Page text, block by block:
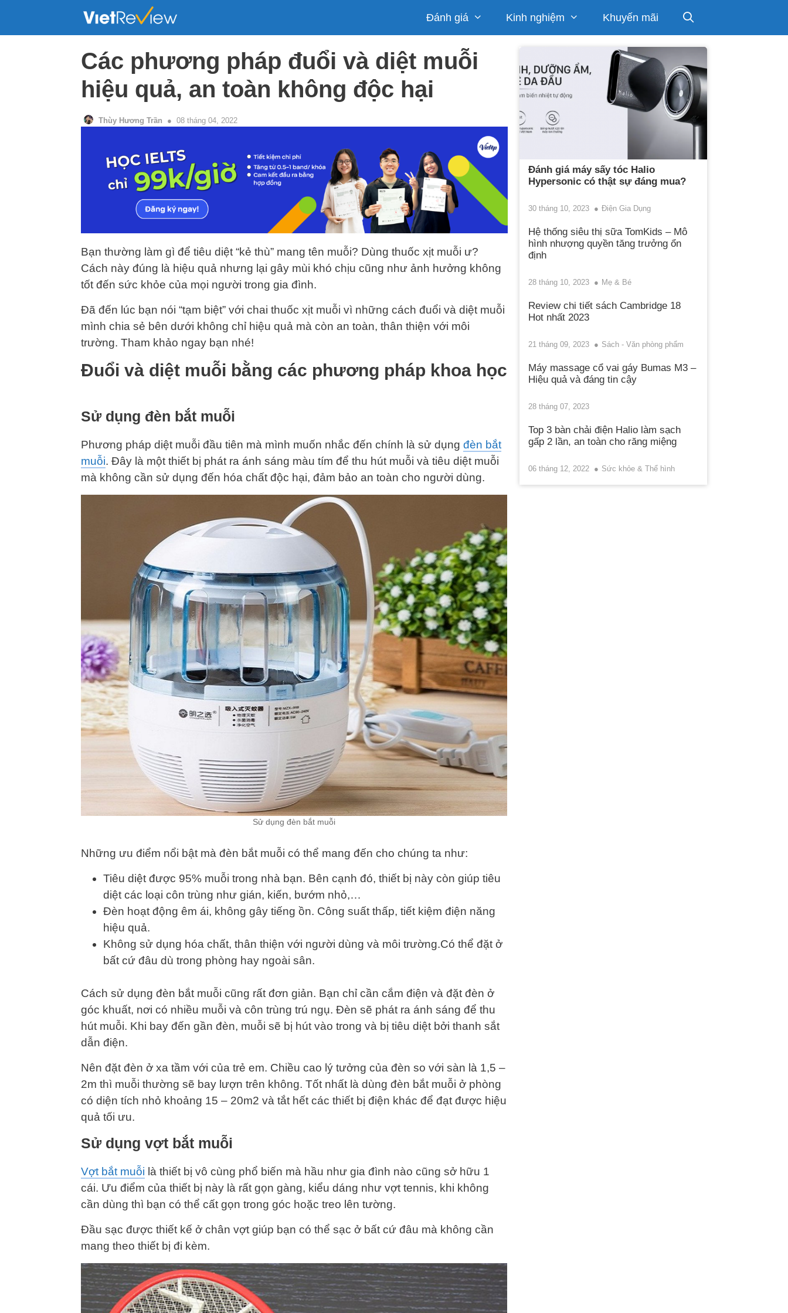
Đánh giá Kinh nghiệm Khuyến mãi
Các phương pháp đuổi và diệt muỗi
hiệu quả, an toàn không độc hại
Thùy Hương Trần 08 tháng 04, 2022
Bạn thường làm gì để tiêu diệt “kẻ thù” mang tên muỗi? Dùng thuốc xịt muỗi ư?
Cách này đúng là hiệu quả nhưng lại gây mùi khó chịu cũng như ảnh hưởng không
tốt đến sức khỏe của mọi người trong gia đình.
Đã đến lúc bạn nói “tạm biệt” với chai thuốc xịt muỗi vì những cách đuổi và diệt muỗi
mình chia sẻ bên dưới không chỉ hiệu quả mà còn an toàn, thân thiện với môi
trường. Tham khảo ngay bạn nhé!
Đuổi và diệt muỗi bằng các phương pháp khoa học
Sử dụng đèn bắt muỗi
Phương pháp diệt muỗi đầu tiên mà mình muốn nhắc đến chính là sử dụng đèn bắt
muỗi. Đây là một thiết bị phát ra ánh sáng màu tím để thu hút muỗi và tiêu diệt muỗi
mà không cần sử dụng đến hóa chất độc hại, đảm bảo an toàn cho người dùng.
Sử dụng đèn bắt muỗi
Những ưu điểm nổi bật mà đèn bắt muỗi có thể mang đến cho chúng ta như:
Tiêu diệt được 95% muỗi trong nhà bạn. Bên cạnh đó, thiết bị này còn giúp tiêu
diệt các loại côn trùng như gián, kiến, bướm nhỏ,…
Đèn hoạt động êm ái, không gây tiếng ồn. Công suất thấp, tiết kiệm điện năng
hiệu quả.
Không sử dụng hóa chất, thân thiện với người dùng và môi trường.Có thể đặt ở
bất cứ đâu dù trong phòng hay ngoài sân.
Cách sử dụng đèn bắt muỗi cũng rất đơn giản. Bạn chỉ cần cắm điện và đặt đèn ở
góc khuất, nơi có nhiều muỗi và côn trùng trú ngụ. Đèn sẽ phát ra ánh sáng để thu
hút muỗi. Khi bay đến gần đèn, muỗi sẽ bị hút vào trong và bị tiêu diệt bởi thanh sắt
dẫn điện.
Nên đặt đèn ở xa tầm với của trẻ em. Chiều cao lý tưởng của đèn so với sàn là 1,5 –
2m thì muỗi thường sẽ bay lượn trên không. Tốt nhất là dùng đèn bắt muỗi ở phòng
có diện tích nhỏ khoảng 15 – 20m2 và tắt hết các thiết bị điện khác để đạt được hiệu
quả tối ưu.
Sử dụng vợt bắt muỗi
Vợt bắt muỗi là thiết bị vô cùng phổ biến mà hầu như gia đình nào cũng sở hữu 1
cái. Ưu điểm của thiết bị này là rất gọn gàng, kiểu dáng như vợt tennis, khi không
cần dùng thì bạn có thể cất gọn trong góc hoặc treo lên tường.
Đầu sạc được thiết kế ở chân vợt giúp bạn có thể sạc ở bất cứ đâu mà không cần
mang theo thiết bị đi kèm.
Đánh giá máy sấy tóc Halio
Hypersonic có thật sự đáng mua?
30 tháng 10, 2023 Điện Gia Dụng
Hệ thống siêu thị sữa TomKids – Mô
hình nhượng quyền tăng trưởng ổn
định
28 tháng 10, 2023 Mẹ & Bé
Review chi tiết sách Cambridge 18
Hot nhất 2023
21 tháng 09, 2023 Sách - Văn phòng phẩm
Máy massage cổ vai gáy Bumas M3 –
Hiệu quả và đáng tin cậy
28 tháng 07, 2023
Top 3 bàn chải điện Halio làm sạch
gấp 2 lần, an toàn cho răng miệng
06 tháng 12, 2022 Sức khỏe & Thể hình